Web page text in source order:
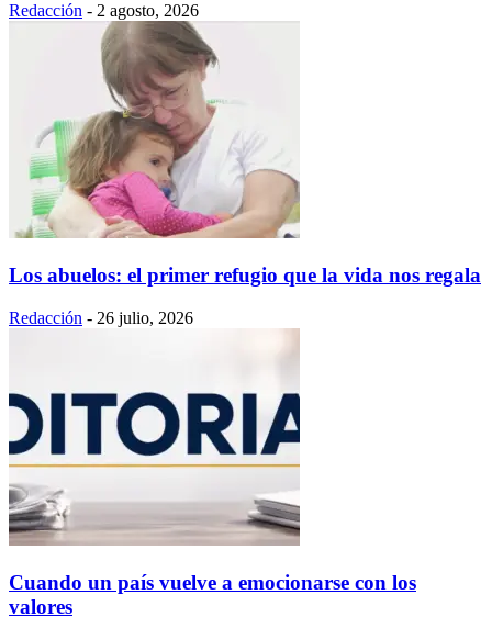
Redacción - 2 agosto, 2026
Los abuelos: el primer refugio que la vida nos regala
Redacción - 26 julio, 2026
Cuando un país vuelve a emocionarse con los
valores